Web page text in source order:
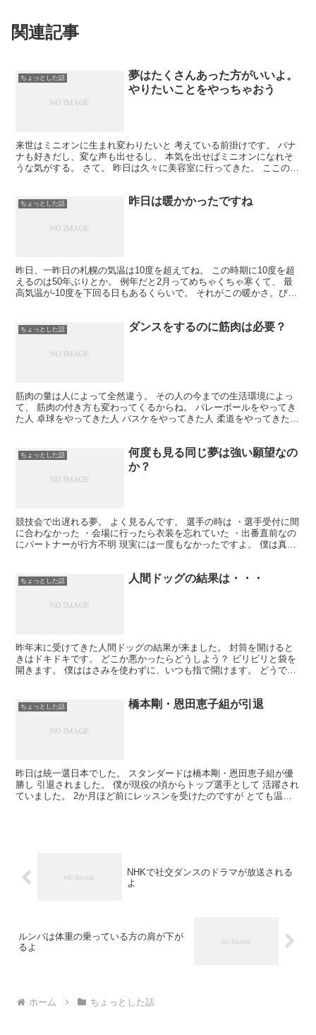
関連記事
ちょっとした話
夢はたくさんあった方がいいよ。
やりたいことをやっちゃおう
来世はミニオンに生まれ変わりたいと 考えている前掛けです。 バナ
ナも好きだし、変な声も出せるし、 本気を出せばミニオンになれそ
うな気がする。 さて。 昨日は久々に美容室に行ってきた。 ここの店
ちょっとした話 昨日は暖かかったですね
昨日、一昨日の札幌の気温は10度を超えてね。 この時期に10度を超
えるのは50年ぶりとか。 例年だと2月ってめちゃくちゃ寒くて、 最
高気温が-10度を下回る日もあるくらいで。 それがこの暖かさ。びっ
ちょっとした話 ダンスをするのに筋肉は必要？
筋肉の量は人によって全然違う。 その人の今までの生活環境によっ
て、 筋肉の付き方も変わってくるからね。 バレーボールをやってき
た人 卓球をやってきた人 バスケをやってきた人 柔道をやってきた人
ちょっとした話
何度も見る同じ夢は強い願望なの
か？
競技会で出遅れる夢。 よく見るんです。 選手の時は ・選手受付に間
に合わなかった ・会場に行ったら衣装を忘れていた ・出番直前なの
にパートナーが行方不明 現実には一度もなかったですよ。 僕は真面
ちょっとした話 人間ドッグの結果は・・・
昨年末に受けてきた人間ドッグの結果が来ました。 封筒を開けると
きはドキドキです。 どこか悪かったらどうしよう？ ビリビリと袋を
開きます。 僕ははさみを使わずに、いつも指で開けます。 どうでも
ちょっとした話 橋本剛・恩田恵子組が引退
昨日は統一選日本でした。 スタンダードは橋本剛・恩田恵子組が優
勝し 引退されました。 僕が現役の頃からトップ選手として 活躍され
ていました。 2か月ほど前にレッスンを受けたのですが とても温和
NHKで社交ダンスのドラマが放送される
よ
ルンバは体重の乗っている方の肩が下が
るよ
ホーム ちょっとした話